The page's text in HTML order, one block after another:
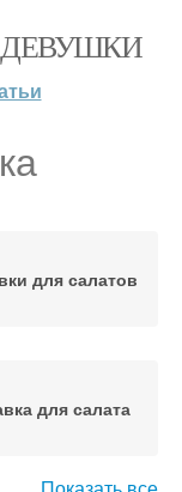
ДЕВУШКИ
для салатов
для салата